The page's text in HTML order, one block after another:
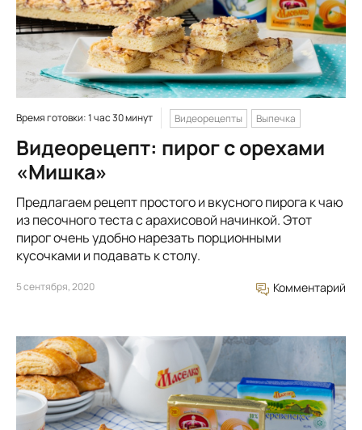
Время готовки: 1 час 30 минут Видеорецепты Выпечка
Видеорецепт: пирог с орехами
«Мишка»
Предлагаем рецепт простого и вкусного пирога к чаю
из песочного теста с арахисовой начинкой. Этот
пирог очень удобно нарезать порционными
кусочками и подавать к столу.
5 сентября, 2020 Комментарий